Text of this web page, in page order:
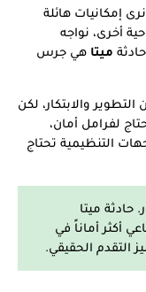
إمكانيات هائلة
أخرى، نواجه
ميتا هي جرس
والابتكار، لكن
لفرامل أمان،
التنظيمية تحتاج
حادثة ميتا
أكثر أماناً في
التقدم الحقيقي.